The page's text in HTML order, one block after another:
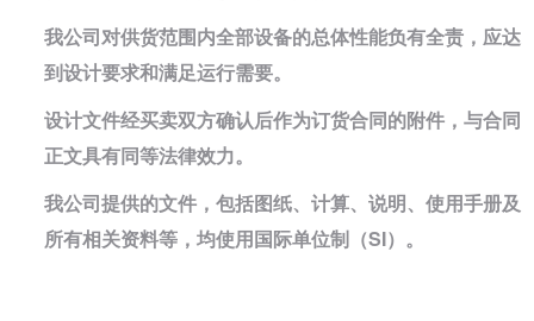
我公司对供货范围内全部设备的总体性能负有全责，应达
到设计要求和满足运行需要。
设计文件经买卖双方确认后作为订货合同的附件，与合同
正文具有同等法律效力。
我公司提供的文件，包括图纸、计算、说明、使用手册及
所有相关资料等，均使用国际单位制（SI）。